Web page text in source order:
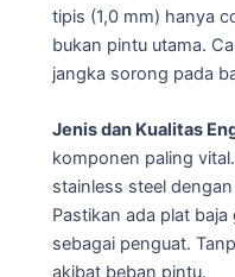
tipis (1,0 mm) hanya
bukan pintu utama.
jangka sorong pada
Jenis dan Kualitas
komponen paling
stainless steel
Pastikan ada plat
sebagai penguat.
akibat beban pintu.